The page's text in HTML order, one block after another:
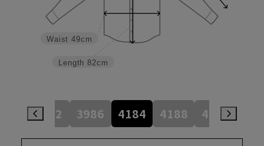
Length 82cm
Waist 49cm
3982 3986 4184 4188 4386